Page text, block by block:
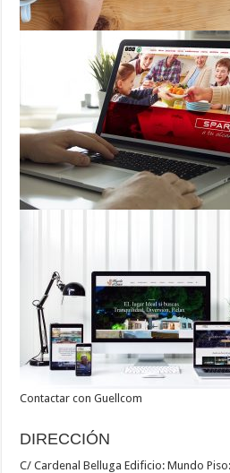
Contactar con Guellcom
DIRECCIÓN
C/ Cardenal Belluga Edificio: Mundo Piso: